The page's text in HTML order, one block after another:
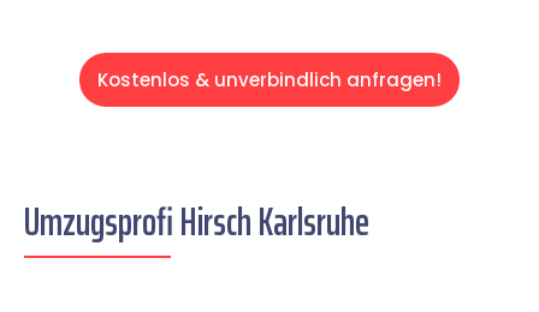
Kostenlos & unverbindlich anfragen!
Umzugsprofi Hirsch Karlsruhe